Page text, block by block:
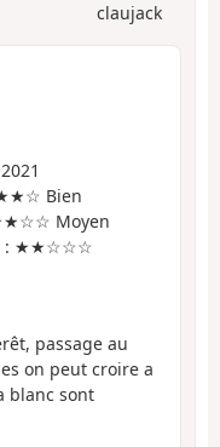
claujack
Bien
Moyen
: ★★☆☆☆
passage au
on peut croire a
blanc sont